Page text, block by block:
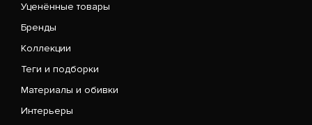
Уценённые товары
Бренды
Коллекции
Теги и подборки
Материалы и обивки
Интерьеры